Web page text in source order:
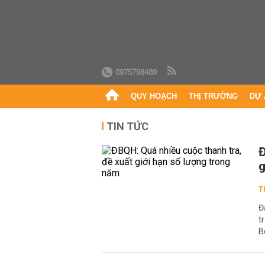
0975798489
QUY HOẠCH THỊ TRƯỜNG DỰ
TIN TỨC